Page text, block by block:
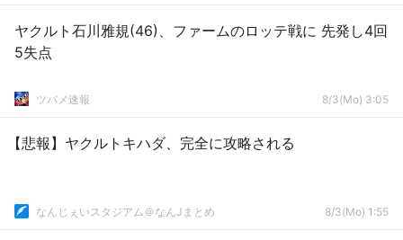
ヤクルト石川雅規(46)、ファームのロッテ戦に 先発し4回
5失点
ツバメ速報 8/3(Mo) 3:05
【悲報】ヤクルトキハダ、完全に攻略される
なんじぇいスタジアム＠なんJまとめ 8/3(Mo) 1:55